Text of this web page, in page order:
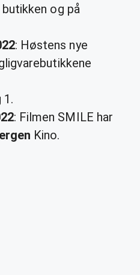
og på
: Høstens nye
1.
: Filmen SMILE har
Kino.